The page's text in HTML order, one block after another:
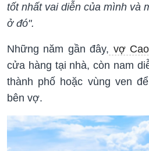
tốt nhất vai diễn của mình và
ở đó".
Những năm gần đây, vợ
cửa hàng tại nhà, còn nam
thành phố hoặc vùng ven
bên vợ.